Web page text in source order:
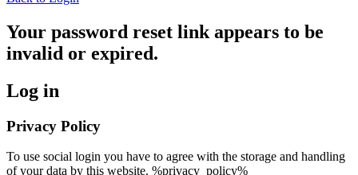
Your password reset link appears to be
invalid or expired.
Log in
Privacy Policy
To use social login you have to agree with the storage and handling
of your data by this website. %privacy_policy%